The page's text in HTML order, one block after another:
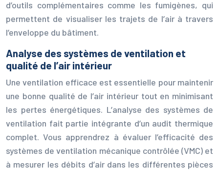
d’outils complémentaires comme les fumigènes, qui
permettent de visualiser les trajets de l’air à travers
l’enveloppe du bâtiment.
Analyse des systèmes de ventilation et
qualité de l’air intérieur
Une ventilation efficace est essentielle pour maintenir
une bonne qualité de l’air intérieur tout en minimisant
les pertes énergétiques. L’analyse des systèmes de
ventilation fait partie intégrante d’un audit thermique
complet. Vous apprendrez à évaluer l’efficacité des
systèmes de ventilation mécanique contrôlée (VMC) et
à mesurer les débits d’air dans les différentes pièces